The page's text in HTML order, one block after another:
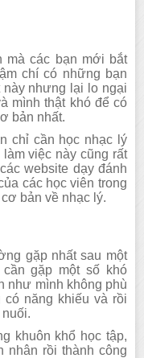
mà các bạn mới bắt
chí có những bạn
này nhưng lại lo ngại
mình thật khó để có
bản nhất.
chỉ cần học nhạc lý
việc này cũng rất
website dạy đánh
các học viên trong
bản về nhạc lý.
gặp nhất sau một
gặp một số khó
như mình không phù
năng khiếu và rồi
khuôn khổ học tập,
nhân rồi thành công